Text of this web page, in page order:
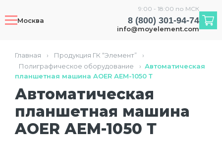
Москва
9:00 - 18:00 по МСК
8 (800) 301-94-74
info@moyelement.com
Главная › Продукция ГК “Элемент”
›
Полиграфическое оборудование
› Автоматическая
планшетная машина AOER АЕМ-1050 Т
Автоматическая
планшетная машина
AOER АЕМ-1050 Т